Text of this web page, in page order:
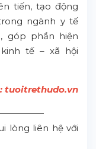
tiến, tạo động
ngành y tế
góp phần hiện
tế – xã hội
tuoitrethudo.vn
lòng liên hệ với